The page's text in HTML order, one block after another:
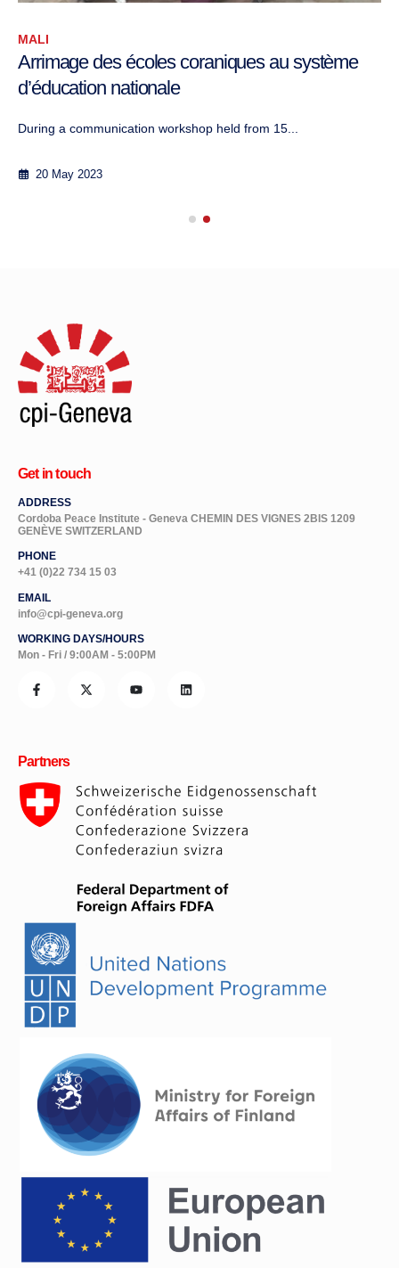
MALI
Arrimage des écoles coraniques au système
d’éducation nationale
During a communication workshop held from 15...
20 May 2023
Get in touch
ADDRESS
Cordoba Peace Institute - Geneva CHEMIN DES VIGNES 2BIS 1209
GENÈVE SWITZERLAND
PHONE
+41 (0)22 734 15 03
EMAIL
info@cpi-geneva.org
WORKING DAYS/HOURS
Mon - Fri / 9:00AM - 5:00PM
Partners